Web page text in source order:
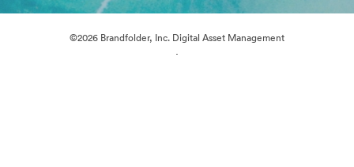
©2026 Brandfolder, Inc. Digital Asset Management
·